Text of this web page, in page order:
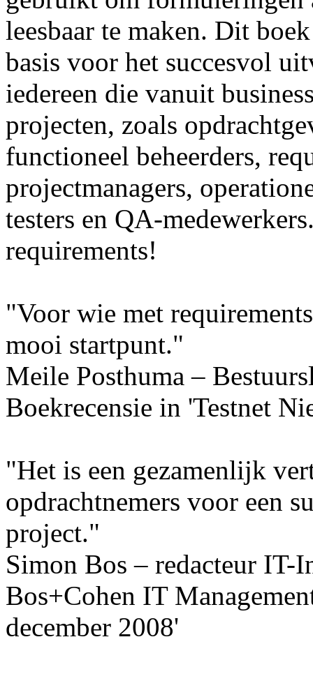
leesbaar te maken. Dit
basis voor het succesvol
iedereen die vanuit
projecten, zoals
functioneel beheerders,
projectmanagers,
testers en QA-
requirements!
"Voor wie met
mooi startpunt."
Meile Posthuma –
Boekrecensie in 'Testnet
"Het is een gezamenlijk
opdrachtnemers voor een
project."
Simon Bos – redacteur IT-
Bos+Cohen IT
december 2008'